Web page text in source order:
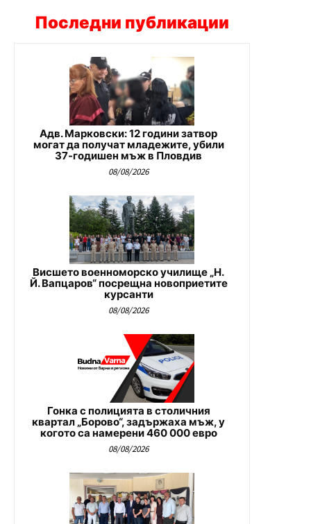
Последни публикации
Адв. Марковски: 12 години затвор
могат да получат младежите, убили
37-годишен мъж в Пловдив
08/08/2026
Висшето военноморско училище „Н.
Й. Вапцаров“ посрещна новоприетите
курсанти
08/08/2026
Гонка с полицията в столичния
квартал „Борово“, задържаха мъж, у
когото са намерени 460 000 евро
08/08/2026